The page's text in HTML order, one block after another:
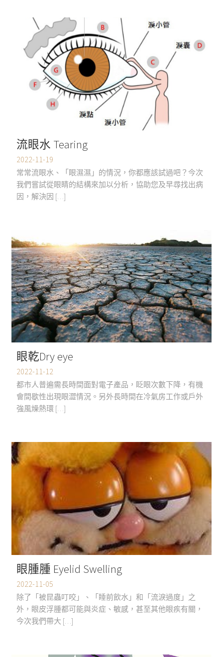
流眼水 Tearing
2022-11-19
常常流眼水、「眼濕濕」的情況，你都應該試過吧？今次
我們嘗試從眼睛的結構來加以分析，協助您及早尋找出病
因，解決因 […]
眼乾Dry eye
2022-11-12
都市人普遍需長時間面對電子產品，眨眼次數下降，有機
會間歇性出現眼澀情況。另外長時間在冷氣房工作或戶外
強風燥熱環 […]
眼腫腫 Eyelid Swelling
2022-11-05
除了「被昆蟲叮咬」、「睡前飲水」和「流淚過度」之
外，眼皮浮腫都可能與炎症、敏感，甚至其他眼疾有關，
今次我們帶大 […]